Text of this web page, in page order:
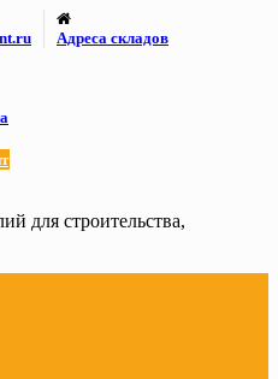
Адреса складов
для строительства,